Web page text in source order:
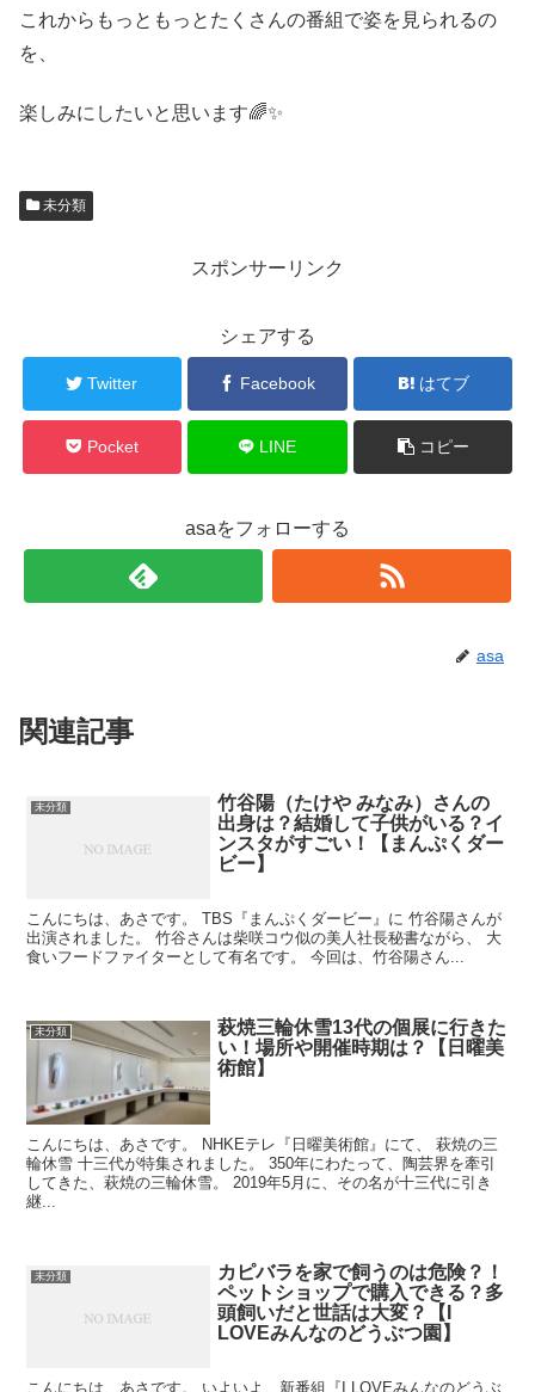
これからもっともっとたくさんの番組で姿を見られるの
を、
楽しみにしたいと思います🌈✨
未分類
スポンサーリンク
シェアする
Twitter Facebook はてブ
Pocket LINE コピー
asaをフォローする
asa
関連記事
未分類
竹谷陽（たけや みなみ）さんの
出身は？結婚して子供がいる？イ
ンスタがすごい！【まんぷくダー
ビー】
こんにちは、あさです。 TBS『まんぷくダービー』に 竹谷陽さんが
出演されました。 竹谷さんは柴咲コウ似の美人社長秘書ながら、 大
食いフードファイターとして有名です。 今回は、竹谷陽さん...
未分類
萩焼三輪休雪13代の個展に行きた
い！場所や開催時期は？【日曜美
術館】
こんにちは、あさです。 NHKEテレ『日曜美術館』にて、 萩焼の三
輪休雪 十三代が特集されました。 350年にわたって、陶芸界を牽引
してきた、萩焼の三輪休雪。 2019年5月に、その名が十三代に引き
継...
未分類
カピバラを家で飼うのは危険？！
ペットショップで購入できる？多
頭飼いだと世話は大変？【I
LOVEみんなのどうぶつ園】
こんにちは、あさです。 いよいよ、新番組『I LOVEみんなのどうぶ